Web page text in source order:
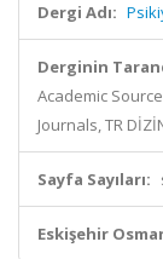
Dergi Adı:
Derginin
Academic
Journals, TR
Sayfa Sayıları:
Eskişehir